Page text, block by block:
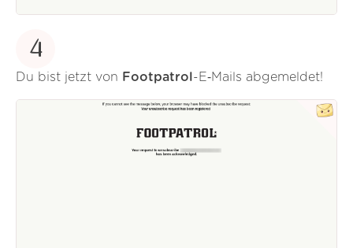
4
Du bist jetzt von Footpatrol -E‑Mails abgemeldet!